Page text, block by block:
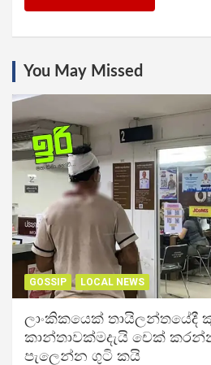
You May Missed
GOSSIP LOCAL NEWS
ලාංකිකයෙක් තායිලන්තයේදී
කාන්තාවක්මදැයි චෙක්
පැලෙන්න ගුටි කයි